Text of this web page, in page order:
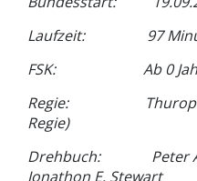
Laufzeit: 97
FSK: Ab 0
Regie: Thurop van
Regie)
Drehbuch: Peter
Jonathon E. Stewart